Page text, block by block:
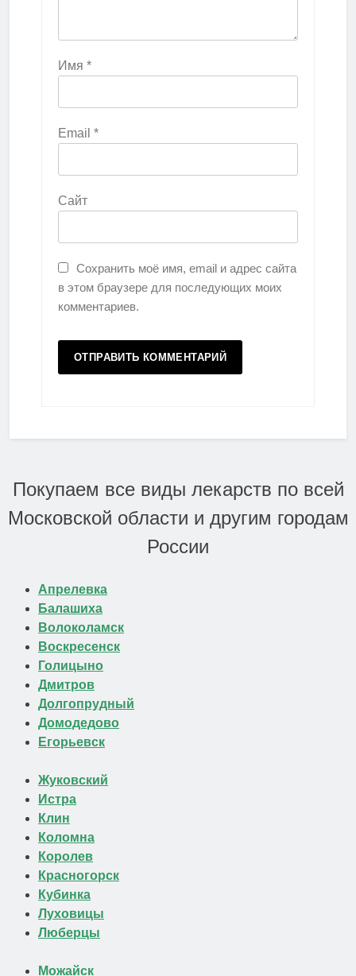
Имя *
Email *
Сайт
Сохранить моё имя, email и адрес сайта
в этом браузере для последующих моих
комментариев.
Покупаем все виды лекарств по всей
Московской области и другим городам
России
Апрелевка
Балашиха
Волоколамск
Воскресенск
Голицыно
Дмитров
Долгопрудный
Домодедово
Егорьевск
Жуковский
Истра
Клин
Коломна
Королев
Красногорск
Кубинка
Луховицы
Люберцы
Можайск